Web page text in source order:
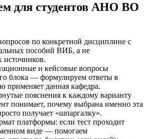
для студентов АНО ВО
по конкретной дисциплине с
пособий ВИБ, а не
источников.
и кейсовые вопросы
блока — формулируем ответы в
применяет данная кафедра.
пояснения к каждому варианту
понимает, почему выбрана именно эта
получает «шпаргалку».
платформы: если тест проходит
виде — помогаем